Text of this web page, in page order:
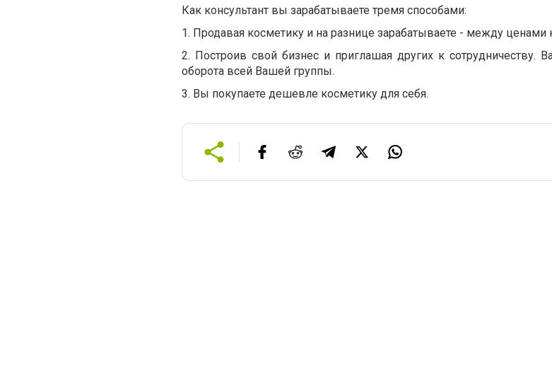
Как консультант вы зарабатываете тремя способами:
1. Продавая косметику и на разнице зарабатываете - между ценами
2. Построив свой бизнес и приглашая других к сотрудничеству.
оборота всей Вашей группы.
3. Вы покупаете дешевле косметику для себя.